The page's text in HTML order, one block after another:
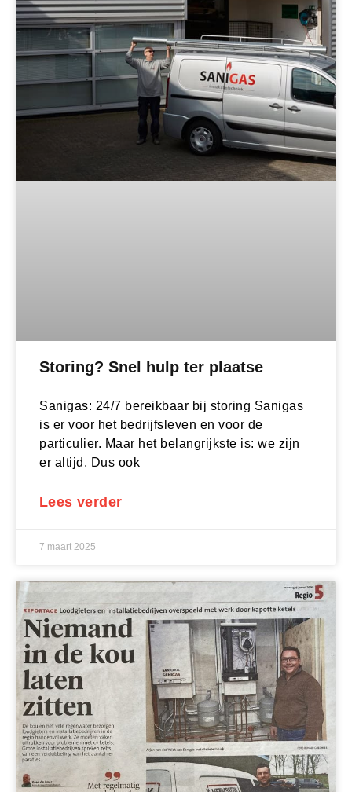
Storing? Snel hulp ter plaatse
Sanigas: 24/7 bereikbaar bij storing Sanigas
is er voor het bedrijfsleven en voor de
particulier. Maar het belangrijkste is: we zijn
er altijd. Dus ook
Lees verder
7 maart 2025